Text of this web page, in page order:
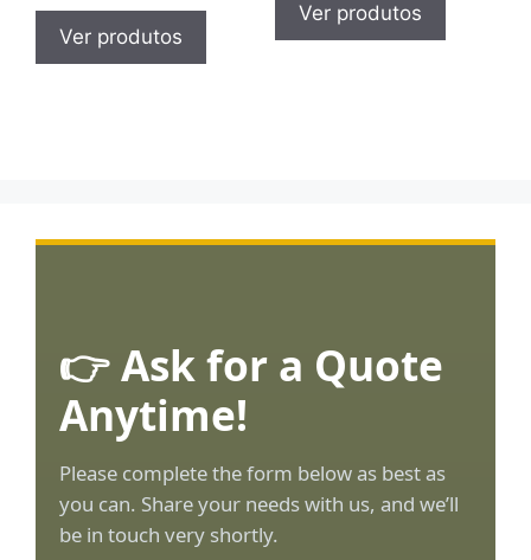
Ver produtos
Ver produtos
👉 Ask for a Quote
Anytime!
Please complete the form below as best as
you can. Share your needs with us, and we’ll
be in touch very shortly.